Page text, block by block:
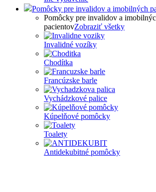
Pomôcky pre invalidov a imobilných
Pomôcky pre invalidov a
pacientovZobraziť všetky
Invalidné vozíky
Chodítka
Francúzske barle
Vychádzkové palice
Kúpelňové pomôcky
Toalety
Antidekubitné pomôcky